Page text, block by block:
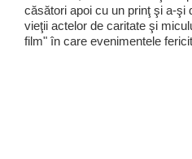
căsători apoi cu un prinţ şi a-şi
vieţii actelor de caritate şi
film" în care evenimentele